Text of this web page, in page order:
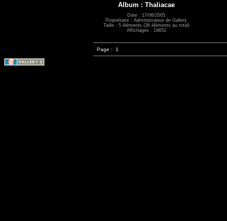
Album : Thaliacae
Date : 17/06/2005
Propriétaire : Administrateur de Gallery
Taille : 5 éléments (36 éléments au total)
Affichages : 19652
Page : 1